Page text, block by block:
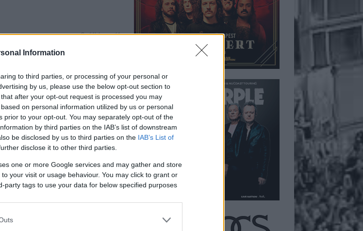
Information
to third parties, or processing of your personal or
by us, please use the below opt-out section to
after your opt-out request is processed you may
on personal information utilized by us or personal
prior to your opt-out. You may separately opt-out of the
by third parties on the IAB’s list of downstream
be disclosed by us to third parties on the IAB’s List of
disclose it to other third parties.
one or more Google services and may gather and store
your visit or usage behaviour. You may click to grant or
party tags to use your data for below specified purposes
Szólj hozzá!
id/14800472